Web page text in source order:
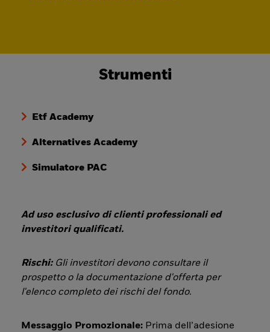
Strumenti
Etf Academy
Alternatives Academy
Simulatore PAC
Ad uso esclusivo di clienti professionali ed
investitori qualificati.
Rischi: Gli investitori devono consultare il
prospetto o la documentazione d'offerta per
l'elenco completo dei rischi del fondo.
Messaggio Promozionale: Prima dell’adesione